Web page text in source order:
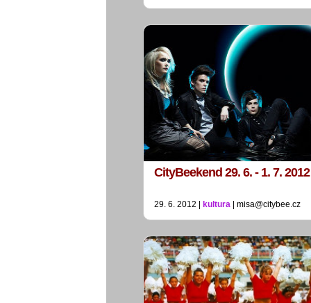
CityBeekend 29. 6. - 1. 7. 2012
29. 6. 2012 | kultura | misa@citybee.cz